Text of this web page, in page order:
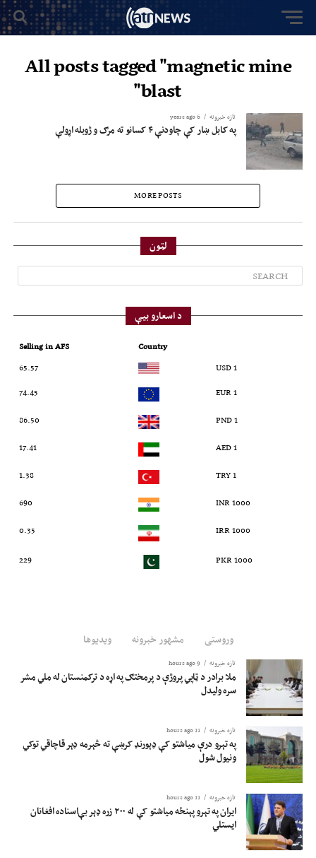
All posts tagged "magnetic mine
blast"
تازه خبرونه 6 years ago
په کابل ښار کې چاودنې ۴ کسانو ته مرګ و ژوبله اړولې
MORE POSTS
لټون
د اسعارو بیې
Country
Selling in AFS
1 USD
65.57
1 EUR
74.45
1 PND
86.50
1 AED
17.41
1 TRY
1.38
1000 INR
690
1000 IRR
0.35
1000 PKR
229
وروستی مشهور خبرونه ویدیوها
تازه خبرونه 9 hours ago
ملا برادر د ټاپي پروژې د پرمختګ په اړه د ترکمنستان له ملي مشر
سره ولیدل
تازه خبرونه 11 hours ago
په تېرو درې میاشتو کې ډېورنډ کرښې ته څېرمه ډېر قاچاقي توکي
ونیول شول
تازه خبرونه 11 hours ago
ایران په تېرو پېنځه میاشتو کې له ۲۰۰ زره ډېر بې‌ا‌سناده افغانان
ایستلي